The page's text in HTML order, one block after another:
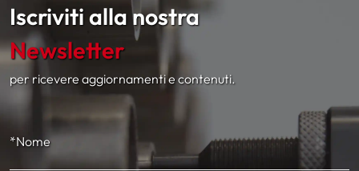
Iscriviti alla nostra
Newsletter
per ricevere aggiornamenti e contenuti.
*Nome